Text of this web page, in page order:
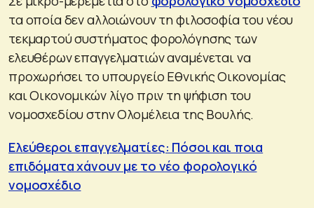
τα οποία δεν αλλοιώνουν τη φιλοσοφία του νέου
τεκμαρτού συστήματος φορολόγησης των
ελευθέρων επαγγελματιών αναμένεται να
προχωρήσει το υπουργείο Εθνικής Οικονομίας
και Οικονομικών λίγο πριν τη ψήφιση του
νομοσχεδίου στην Ολομέλεια της Βουλής.
Ελεύθεροι επαγγελματίες: Πόσοι και ποια
επιδόματα χάνουν με το νέο φορολογικό
νομοσχέδιο